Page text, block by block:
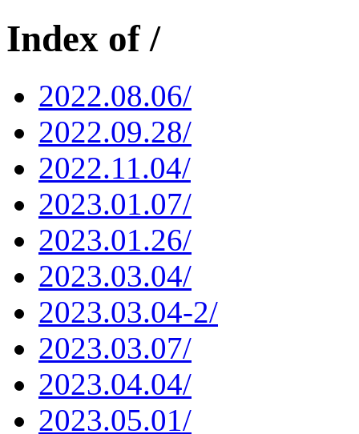
Index of /
2022.08.06/
2022.09.28/
2022.11.04/
2023.01.07/
2023.01.26/
2023.03.04/
2023.03.04-2/
2023.03.07/
2023.04.04/
2023.05.01/